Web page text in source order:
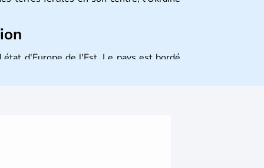
d'Europe de l'Est. Le pays est bordé